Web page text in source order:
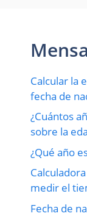
Calcular la
fecha de
¿Cuántos
sobre la
¿Qué año
medir el
Fecha de